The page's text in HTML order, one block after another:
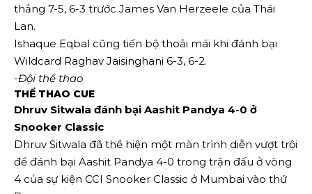
thắng 7-5, 6-3 trước James Van Herzeele của Thái
Lan.
Ishaque Eqbal cũng tiến bộ thoải mái khi đánh bại
Wildcard Raghav Jaisinghani 6-3, 6-2.
-Đội thể thao
THỂ THAO CUE
Dhruv Sitwala đánh bại Aashit Pandya 4-0 ở
Snooker Classic
Dhruv Sitwala đã thể hiện một màn trình diễn vượt trội
để đánh bại Aashit Pandya 4-0 trong trận đấu ở vòng
4 của sự kiện CCI Snooker Classic ở Mumbai vào thứ